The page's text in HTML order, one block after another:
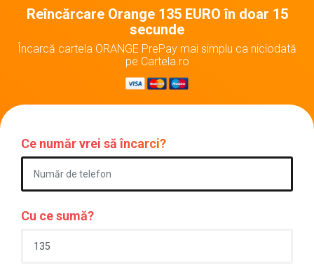
Reîncărcare Orange 135 EURO în doar 15
secunde
Încarcă cartela ORANGE PrePay mai simplu ca niciodată
pe Cartela.ro
Ce număr vrei să încarci?
Cu ce sumă?